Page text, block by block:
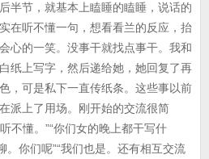
半节，就基本上瞌睡的瞌睡，说话的
在听不懂一句，想看看兰的反应，抬
心的一笑。没事干就找点事干。我和
纸上写字，然后递给她，她回复了再
，可是私下一直传纸条。这些事以前
派上了用场。刚开始的交流很简
不懂。”“你们女的晚上都干写什
。你们呢”“我们也是。还有相互交流